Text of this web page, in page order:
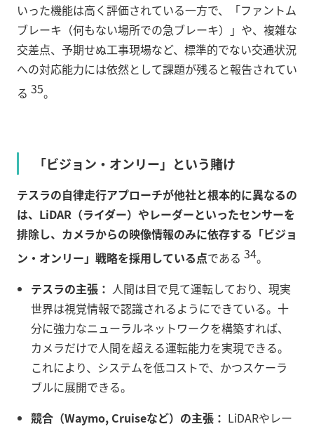
いった機能は高く評価されている一方で、「ファントム
ブレーキ（何もない場所での急ブレーキ）」や、複雑な
交差点、予期せぬ工事現場など、標準的でない交通状況
への対応能力には依然として課題が残ると報告されてい
る 35。
「ビジョン・オンリー」という賭け
テスラの自律走行アプローチが他社と根本的に異なるの
は、LiDAR（ライダー）やレーダーといったセンサーを
排除し、カメラからの映像情報のみに依存する「ビジョ
ン・オンリー」戦略を採用している点である 34。
テスラの主張： 人間は目で見て運転しており、現実
世界は視覚情報で認識されるようにできている。十
分に強力なニューラルネットワークを構築すれば、
カメラだけで人間を超える運転能力を実現できる。
これにより、システムを低コストで、かつスケーラ
ブルに展開できる。
競合（Waymo, Cruiseなど）の主張： LiDARやレー